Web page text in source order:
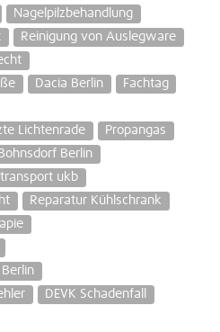
Nagelpilzbehandlung
Reinigung von Auslegware
Dacia Berlin
Fachtag
Lichtenrade
Propangas
Berlin
ukb
Reparatur Kühlschrank
DEVK Schadenfall